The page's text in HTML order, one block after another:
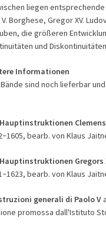
liegen
V. Borghese, Gregor XV.
die größeren
und
Informationen
sind noch lieferbar
–1605, bearb. von Klaus
Gregors
–1623, bearb. von Klaus
generali di Paolo V
promossa dall'Istituto